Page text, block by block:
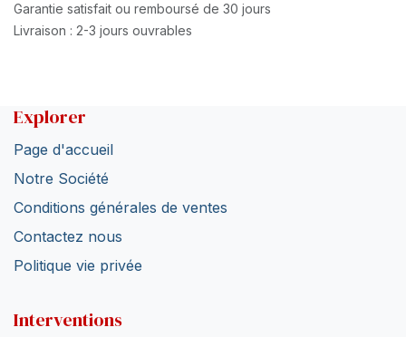
Garantie satisfait ou remboursé de 30 jours
Livraison : 2-3 jours ouvrables
Explorer
Page d'accueil
Notre Société
Conditions générales de ventes
Contactez nous
Politique vie privée
Interventions